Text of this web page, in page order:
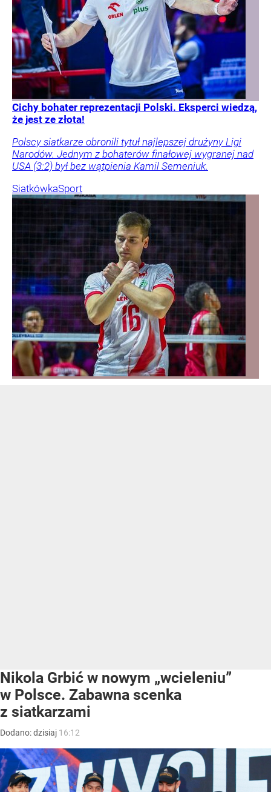
Cichy bohater reprezentacji Polski. Eksperci wiedzą,
że jest ze złota!
Polscy siatkarze obronili tytuł najlepszej drużyny Ligi
Narodów. Jednym z bohaterów finałowej wygranej nad
USA (3:2) był bez wątpienia Kamil Semeniuk.
SiatkówkaSport
Nikola Grbić w nowym „wcieleniu”
w Polsce. Zabawna scenka
z siatkarzami
Dodano:dzisiaj 16:12